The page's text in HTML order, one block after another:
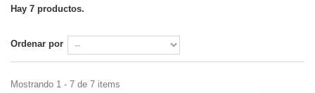
Hay 7 productos.
Ordenar por
Mostrando 1 - 7 de 7 items